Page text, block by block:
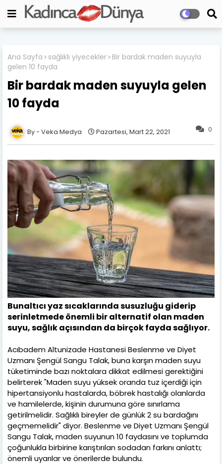
Ana Sayfa sağlıklı yiyecekler Bir bardak maden suyuyla
gelen 10 fayda
Bir bardak maden suyuyla gelen
10 fayda
0
Veka Medya Pazartesi, Mart 22, 2021
Bunaltıcı yaz sıcaklarında susuzluğu giderip
serinletmede önemli bir alternatif olan maden
suyu, sağlık açısından da birçok fayda sağlıyor.
Acıbadem Altunizade Hastanesi Beslenme ve Diyet
Uzmanı Şengül Sangu Talak, buna karşın maden suyu
tüketiminde bazı noktalara dikkat edilmesi gerektiğini
belirterek "Maden suyu yüksek oranda tuz içerdiği için
hipertansiyonlu hastalarda, böbrek hastalığı olanlarda
ve hamilelerde, kişinin durumuna göre sınırlama
getirilmelidir. Sağlıklı bireyler de günlük 2 su bardağını
geçmemelidir" diyor. Beslenme ve Diyet Uzmanı Şengül
Sangu Talak, maden suyunun 10 faydasını ve toplumda
çoğunlukla birbirine karıştırılan sodadan farkını anlattı;
önemli uyarılar ve önerilerde bulundu.